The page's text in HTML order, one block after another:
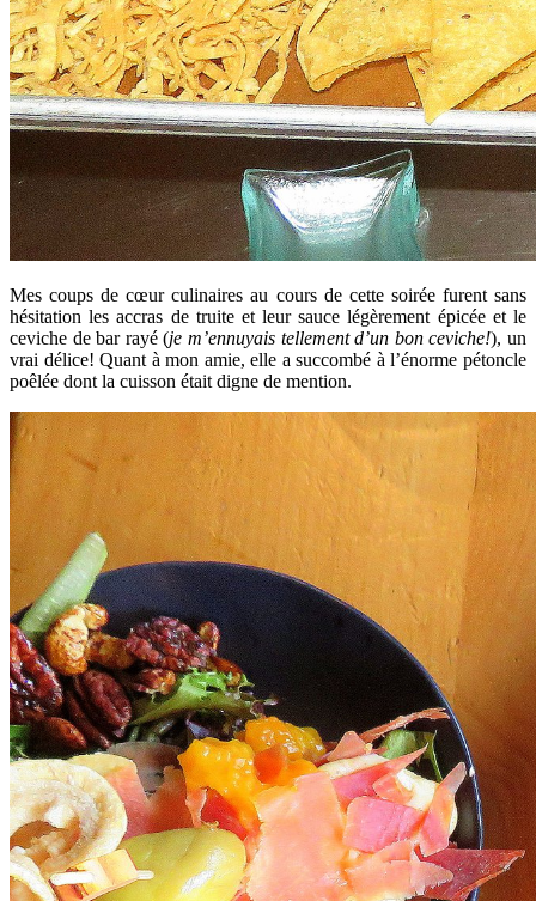
Mes coups de cœur culinaires au cours de cette soirée furent sans
hésitation les accras de truite et leur sauce légèrement épicée et le
ceviche de bar rayé (je m’ennuyais tellement d’un bon ceviche!), un
vrai délice! Quant à mon amie, elle a succombé à l’énorme pétoncle
poêlée dont la cuisson était digne de mention.